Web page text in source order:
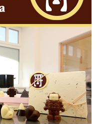
9.
svatého